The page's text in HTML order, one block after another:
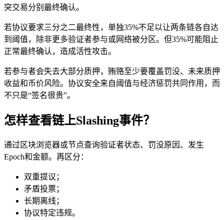
突交易分别最终确认。
若协议要求三分之二最终性，单独35%不足以让两条链各自达
到阈值，除非更多验证者参与或网络被分区。但35%可能阻止
正常最终确认，造成活性攻击。
若参与者会失去大部分质押，贿赂至少要覆盖罚没、未来质押
收益和币价风险。协议安全来自阈值与经济惩罚共同作用，而
不只是“签名很贵”。
怎样查看链上Slashing事件？
通过区块浏览器或节点查询验证者状态、罚没原因、发生
Epoch和金额。再区分：
双重提议；
矛盾投票；
长期离线；
协议特定违规。